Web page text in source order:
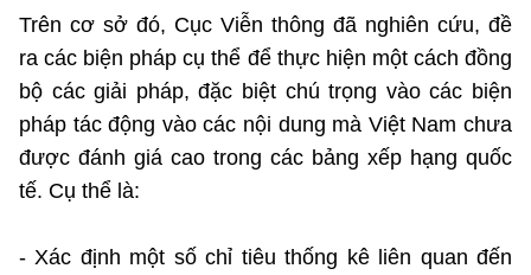
Trên cơ sở đó, Cục Viễn thông đã nghiên cứu, đề
ra các biện pháp cụ thể để thực hiện một cách đồng
bộ các giải pháp, đặc biệt chú trọng vào các biện
pháp tác động vào các nội dung mà Việt Nam chưa
được đánh giá cao trong các bảng xếp hạng quốc
tế. Cụ thể là:
- Xác định một số chỉ tiêu thống kê liên quan đến